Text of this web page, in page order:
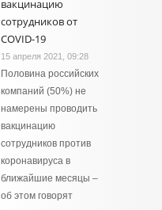
вакцинацию
сотрудников от
COVID-19
15 апреля 2021, 09:28
Половина российских
компаний (50%) не
намерены проводить
вакцинацию
сотрудников против
коронавируса в
ближайшие месяцы –
об этом говорят